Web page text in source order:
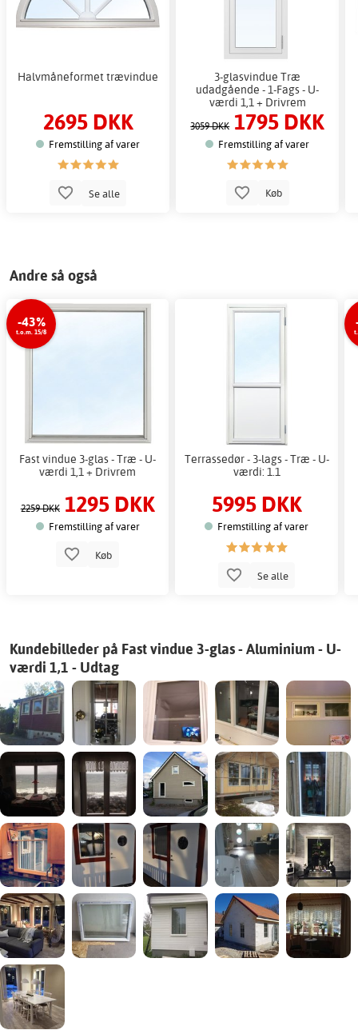
Halvmåneformet trævindue
2695 DKK
Fremstilling af varer
Se alle
3-glasvindue Træ
udadgående - 1-Fags - U-
værdi 1,1 + Drivrem
3059 DKK 1795 DKK
Fremstilling af varer
Køb
Andre så også
-43%
t.o.m. 15/8
Fast vindue 3-glas - Træ - U-
værdi 1,1 + Drivrem
2259 DKK 1295 DKK
Fremstilling af varer
Køb
Terrassedør - 3-lags - Træ - U-
værdi: 1.1
5995 DKK
Fremstilling af varer
Se alle
Kundebilleder på Fast vindue 3-glas - Aluminium - U-
værdi 1,1 - Udtag